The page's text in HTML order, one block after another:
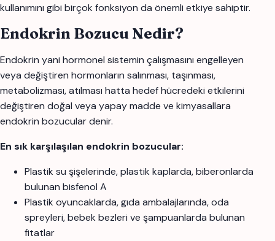
kullanımını gibi birçok fonksiyon da önemli etkiye sahiptir.
Endokrin Bozucu Nedir?
Endokrin yani hormonel sistemin çalışmasını engelleyen
veya değiştiren hormonların salınması, taşınması,
metabolizması, atılması hatta hedef hücredeki etkilerini
değiştiren doğal veya yapay madde ve kimyasallara
endokrin bozucular denir.
En sık karşılaşılan endokrin bozucular:
Plastik su şişelerinde, plastik kaplarda, biberonlarda
bulunan bisfenol A
Plastik oyuncaklarda, gıda ambalajlarında, oda
spreyleri, bebek bezleri ve şampuanlarda bulunan
fitatlar